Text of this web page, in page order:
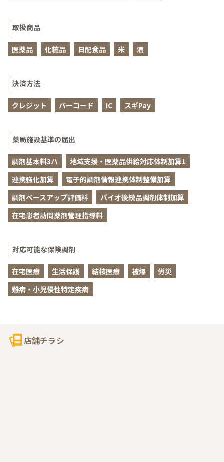
取扱商品
医薬品 化粧品 日配食品 米 酒
決済方法
クレジット バーコード IC スギPay
薬局施設基準の届出
調剤基本料3ハ
地域支援・医薬品供給対応体制加算1
連携強化加算
電子的調剤情報連携体制整備加算
調剤ベースアップ評価料
バイオ後続品調剤体制加算
在宅患者訪問薬剤管理指導料
対応可能な保険調剤
在宅医療 生活保護 結核医療 被爆
労災
難病・小児慢性特定疾病
店舗チラシ